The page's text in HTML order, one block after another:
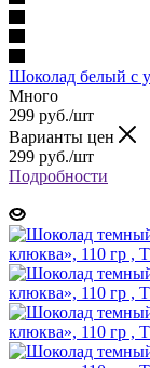
Шоколад белый с
Много
299 руб./шт
Варианты цен
299 руб./шт
Подробности